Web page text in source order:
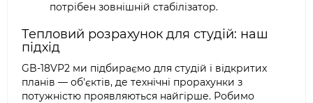
потрібен зовнішній стабілізатор.
Тепловий розрахунок для студій: наш
підхід
GB-18VP2 ми підбираємо для студій і відкритих
планів — об'єктів, де технічні прорахунки з
потужністю проявляються найгірше. Робимо